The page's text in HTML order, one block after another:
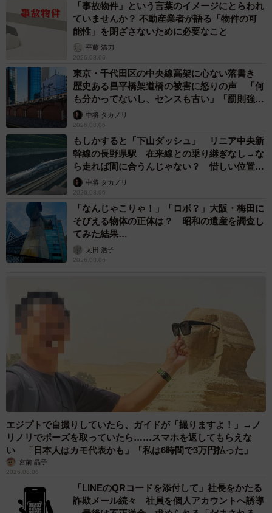
「事故物件」という言葉のイメージにとらわれ
ていませんか？ 不動産業者が語る「物件の可
能性」を閉ざさないために必要なこと
平藤 清刀
2026.08.06
東京・千代田区の中央線高架に心ない落書き
歴史ある昌平橋架道橋の被害に怒りの声 「何
も分かってないし、センスも古い」「罰則強化
して」中将 タカノリ
2026.08.06
もしかすると「下山ダッシュ」 リニア中央新
幹線の長野県駅 在来線との乗り継ぎなし→な
ら走れば間に合うんじゃない？ 惜しい位置関
係が反響
中将 タカノリ
2026.08.06
「なんじゃこりゃ！」「ロボ？」大阪・梅田に
そびえる物体の正体は？ 昭和の遺産を調査し
てみた結果…
太田 浩子
2026.08.06
エジプトで自撮りしていたら、ガイドが「撮りますよ！」→ノ
リノリでポーズを取っていたら……スマホを返してもらえな
い 「日本人はカモ代表かも」「私は6時間で3万円払った」
宮前 晶子
2026.08.06
「LINEのQRコードを添付して」社長をかたる
詐欺メール続々 社員を個人アカウントへ誘導